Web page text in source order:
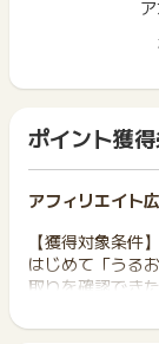
ポイント獲
アフィリエイト
【獲得対象条件】
はじめて「うる
取りを確認でき
【獲得対象外条